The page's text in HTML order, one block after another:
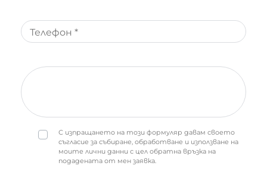
Телефон *
С изпращането на този формуляр давам своето
съгласие за събиране, обработване и използване на
моите лични данни с цел обратна връзка на
подадената от мен заявка.